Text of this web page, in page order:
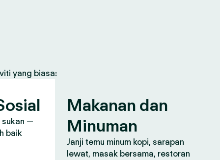
yang biasa:
sukan —
baik
Makanan dan
Minuman
Janji temu minum kopi, sarapan
lewat, masak bersama, restoran